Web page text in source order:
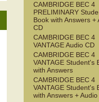
CAMBRIDGE BEC 4
PRELIMINARY
Book with Answers +
CD
CAMBRIDGE BEC 4
VANTAGE Audio CD
CAMBRIDGE BEC 4
VANTAGE Student's
with Answers
CAMBRIDGE BEC 4
VANTAGE Student's
with Answers + Audio